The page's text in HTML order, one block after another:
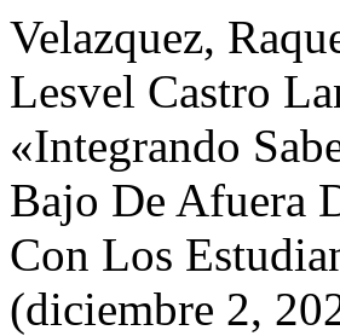
Velazquez,
Lesvel Castro
«Integrando
Bajo De Afuera
Con Los
(diciembre 2,